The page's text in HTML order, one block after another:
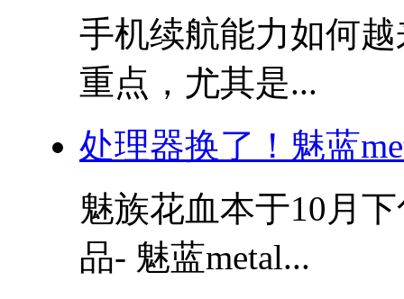
手机续航能力如何
重点，尤其是...
处理器换了！魅蓝
魅族花血本于10月
品- 魅蓝metal...